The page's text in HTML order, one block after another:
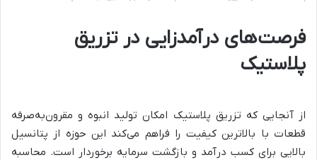
فرصت‌های درآمدزایی در تزریق
پلاستیک
از آنجایی که تزریق پلاستیک امکان تولید انبوه و مقرون‌به‌صرفه
قطعات با بالاترین کیفیت را فراهم می‌کند این حوزه از پتانسیل
بالایی برای کسب درآمد و بازگشت سرمایه برخوردار است. محاسبه